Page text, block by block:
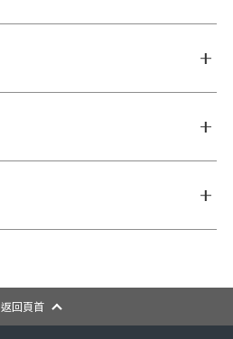
返回頁首